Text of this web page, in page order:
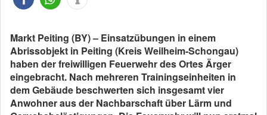
Markt Peiting (BY) – Einsatzübungen in einem
Abrissobjekt in Peiting (Kreis Weilheim-Schongau)
haben der freiwilligen Feuerwehr des Ortes Ärger
eingebracht. Nach mehreren Trainingseinheiten in
dem Gebäude beschwerten sich insgesamt vier
Anwohner aus der Nachbarschaft über Lärm und